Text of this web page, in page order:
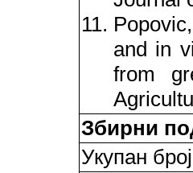
and in
from
Збирни
Укупан